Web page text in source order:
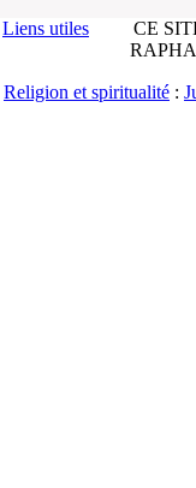
Liens utiles
CE
Religion et spiritualité :